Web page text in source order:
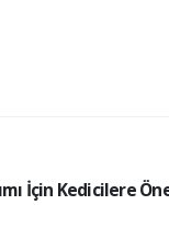
İçin Kedicilere